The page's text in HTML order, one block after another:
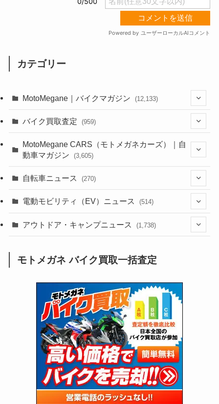
カテゴリー
MotoMegane｜バイクマガジン (12,133)
(44)
(638)
(118)
(60)
(31)
(51)
(34)
(5)
(12)
(63)
(109)
(252)
(38)
(24)
(16)
(25)
(24)
(47)
(15)
(5)
(249)
(64)
(16)
(62)
(4)
(6)
(17)
(5)
(306)
(6,956)
(2,473)
(249)
(1,226)
(12)
(131)
(38)
(131)
(167)
(85)
(21)
(61)
(171)
(98)
(13)
(60)
(274)
(171)
(38)
(47)
(59)
(66)
(16)
(141)
(255)
(204)
(1,141)
(166)
(23)
(33)
(34)
(35)
(41)
(415)
(16)
バイク買取査定 (959)
(352)
MotoMegane CARS（モトメガネカーズ）｜自
動車マガジン
(3,605)
(185)
(137)
(73)
(2,744)
(126)
(170)
自転車ニュース (270)
(54)
(211)
電動モビリティ（EV）ニュース (514)
(132)
(171)
(118)
(27)
アウトドア・キャンプニュース (1,738)
(1,605)
(147)
(13)
(19)
(12)
(16)
モトメガネ バイク買取一括査定